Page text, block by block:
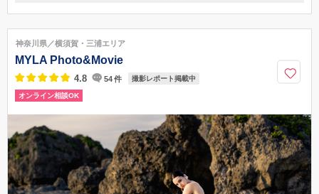
神奈川県平塚市桜ケ丘1-35
きバスにて「古花水」下車徒歩3分
神奈川県／横須賀・三浦エリア
MYLA Photo&Movie
4.8 54件 撮影レポート掲載中
オンライン相談OK